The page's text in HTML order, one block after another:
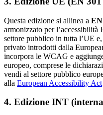
Questa edizione si allinea a EN
armonizzato per l’accessibilità
settore pubblico in tutta l’UE
privato introdotti dalla
incorpora le WCAG e
europeo, comprese le
vendi al settore pubblico
alla European Accessibility Act
4. Edizione INT